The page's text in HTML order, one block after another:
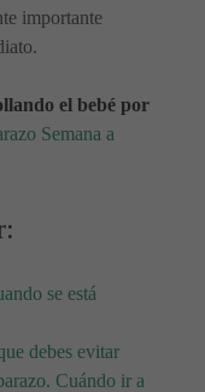
importante
el bebé por
Semana a
se está
debes evitar
Cuándo ir a